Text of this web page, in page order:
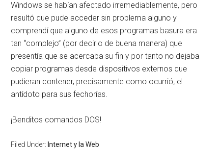
Windows se habían afectado irremediablemente, pero
resultó que pude acceder sin problema alguno y
comprendí que alguno de esos programas basura era
tan “complejo” (por decirlo de buena manera) que
presentía que se acercaba su fin y por tanto no dejaba
copiar programas desde dispositivos externos que
pudieran contener, precisamente como ocurrió, el
antídoto para sus fechorías.
¡Benditos comandos DOS!
Filed Under: Internet y la Web